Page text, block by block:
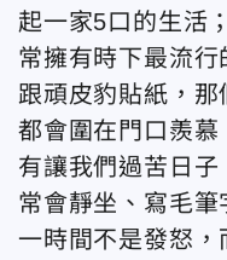
起一家5口的生活
常擁有時下最流
跟頑皮豹貼紙，
都會圍在門口羨
有讓我們過苦日
常會靜坐、寫毛
一時間不是發怒